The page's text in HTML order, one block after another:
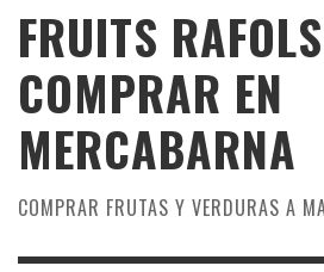
FRUITS
COMPRAR EN
MERCABARNA
COMPRAR FRUTAS Y VERDURAS A